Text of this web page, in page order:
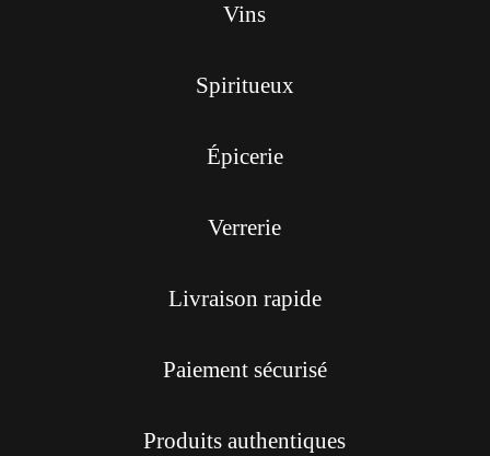
Vins
Spiritueux
Épicerie
Verrerie
Livraison rapide
Paiement sécurisé
Produits authentiques